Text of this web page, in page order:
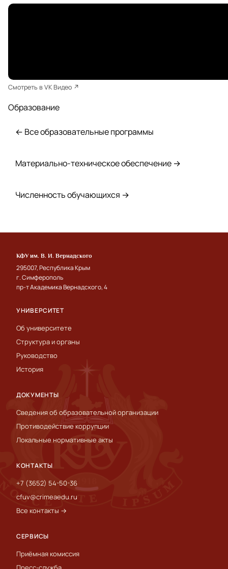
Смотреть в VK Видео ↗
Образование
← Все образовательные программы
Материально-техническое обеспечение →
Численность обучающихся →
КФУ им. В. И. Вернадского
295007, Республика Крым
г. Симферополь
пр-т Академика Вернадского, 4
УНИВЕРСИТЕТ
Об университете
Структура и органы
Руководство
История
ДОКУМЕНТЫ
Сведения об образовательной организации
Противодействие коррупции
Локальные нормативные акты
КОНТАКТЫ
+7 (3652) 54-50-36
cfuv@crimeaedu.ru
Все контакты →
СЕРВИСЫ
Приёмная комиссия